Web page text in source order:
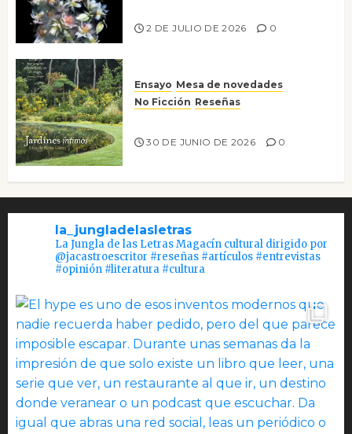
2 DE JULIO DE 2026 0
Ensayo Mesa de novedades
No Ficción Reseñas
30 DE JUNIO DE 2026 0
la_jungladelasletras
La Jungla de las Letras Magacín cultural dirigido por
@jacastroescritor #reseñas #artículos #entrevistas
#opinión #literatura #cultura